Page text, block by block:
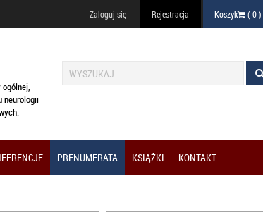
Zaloguj się Rejestracja Koszyk (0)
neurologii
PRENUMERATA KSIĄŻKI KONTAKT